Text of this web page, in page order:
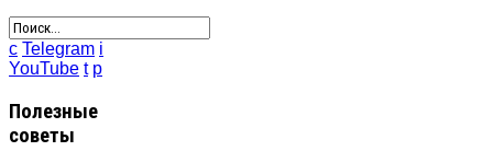
c Telegram i
YouTube t p
Полезные
советы